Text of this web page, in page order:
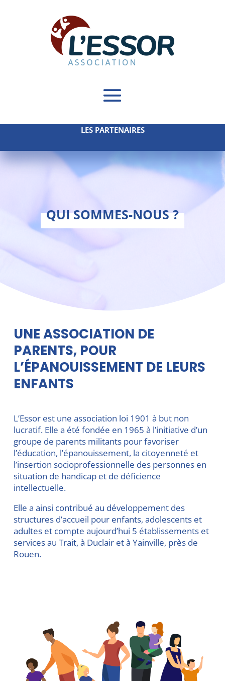
LES PARTENAIRES
QUI SOMMES-NOUS ?
UNE ASSOCIATION DE
PARENTS, POUR
L’ÉPANOUISSEMENT DE LEURS
ENFANTS
L’Essor est une association loi 1901 à but non
lucratif. Elle a été fondée en 1965 à l’initiative d’un
groupe de parents militants pour favoriser
l’éducation, l’épanouissement, la citoyenneté et
l’insertion socioprofessionnelle des personnes en
situation de handicap et de déficience
intellectuelle.
Elle a ainsi contribué au développement des
structures d’accueil pour enfants, adolescents et
adultes et compte aujourd’hui 5 établissements et
services au Trait, à Duclair et à Yainville, près de
Rouen.